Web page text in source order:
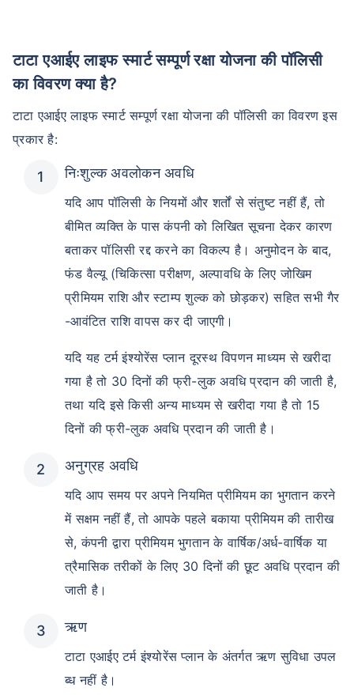
टाटा एआईए लाइफ स्मार्ट सम्पूर्ण रक्षा योजना की पॉलिसी
का विवरण क्या है?
टाटा एआईए लाइफ स्मार्ट सम्पूर्ण रक्षा योजना की पॉलिसी का विवरण इस
प्रकार है:
निःशुल्क अवलोकन अवधि
यदि आप पॉलिसी के नियमों और शर्तों से संतुष्ट नहीं हैं, तो
बीमित व्यक्ति के पास कंपनी को लिखित सूचना देकर कारण
बताकर पॉलिसी रद्द करने का विकल्प है। अनुमोदन के बाद,
फंड वैल्यू (चिकित्सा परीक्षण, अल्पावधि के लिए जोखिम
प्रीमियम राशि और स्टाम्प शुल्क को छोड़कर) सहित सभी गैर
-आवंटित राशि वापस कर दी जाएगी।
यदि यह टर्म इंश्योरेंस प्लान दूरस्थ विपणन माध्यम से खरीदा
गया है तो 30 दिनों की फ्री-लुक अवधि प्रदान की जाती है,
तथा यदि इसे किसी अन्य माध्यम से खरीदा गया है तो 15
दिनों की फ्री-लुक अवधि प्रदान की जाती है।
अनुग्रह अवधि
यदि आप समय पर अपने नियमित प्रीमियम का भुगतान करने
में सक्षम नहीं हैं, तो आपके पहले बकाया प्रीमियम की तारीख
से, कंपनी द्वारा प्रीमियम भुगतान के वार्षिक/अर्ध-वार्षिक या
त्रैमासिक तरीकों के लिए 30 दिनों की छूट अवधि प्रदान की
जाती है।
ऋण
टाटा एआईए टर्म इंश्योरेंस प्लान के अंतर्गत ऋण सुविधा उपल
ब्ध नहीं है।